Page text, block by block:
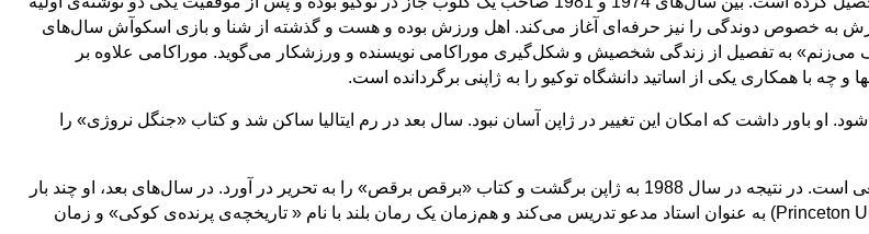
به خصوص دوندگی را نیز حرفه‌ای آغاز می‌کند. اهل ورزش بوده و هست و گذشته از شنا و بازی اسکوآش سال‌های
به تفصیل از زندگی شخصیش و شکل‌گیری موراکامی نویسنده و ورزشکار می‌گوید. موراکامی علاوه بر
چه با همکاری یکی از اساتید دانشگاه توکیو را به ژاپنی برگردانده است.
شود. او باور داشت که امکان این تغییر در ژاپن آسان نبود. سال بعد در رم ایتالیا ساکن شد و کتاب «جنگل نروژی» را
موراکامی حس می‌کرد شهرتی که بعد از نوشتن جنگل نروژی کسب کرده است، تصنعی است. در نتیجه در سال 1988 به ژاپن برگشت و کتاب «برقص برقص» را به تحریر در آورد. در سال‌های بعد، او چند بار
دیگر از ژاپن خارج و به اروپا و آمریکا سفر کرد. دو سال در دانشگاه پرنستن (Princeton University) به عنوان استاد مدعو تدریس می‌کند و هم‌زمان یک رمان بلند با نام‌ « تاریخچه‌ی پرنده‌ی کوکی» و زمان